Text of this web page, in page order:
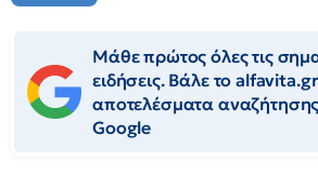
Μάθε πρώτος όλες τις
ειδήσεις. Βάλε το
αποτελέσματα
Google